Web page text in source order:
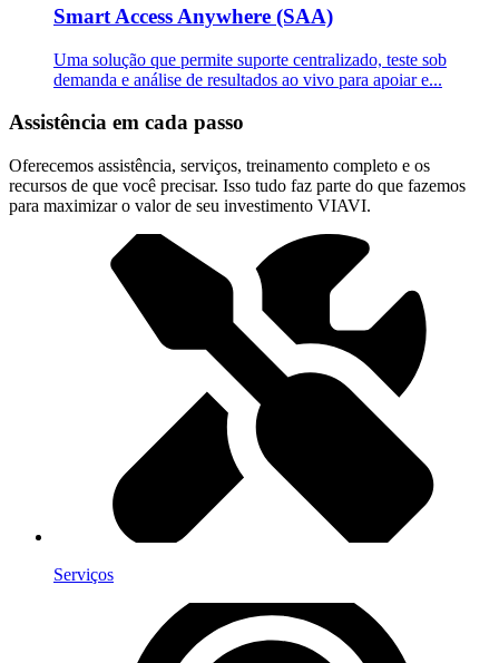
Smart Access Anywhere (SAA)
Uma solução que permite suporte centralizado, teste sob
demanda e análise de resultados ao vivo para apoiar e...
Assistência em cada passo
Oferecemos assistência, serviços, treinamento completo e os
recursos de que você precisar. Isso tudo faz parte do que fazemos
para maximizar o valor de seu investimento VIAVI.
Serviços